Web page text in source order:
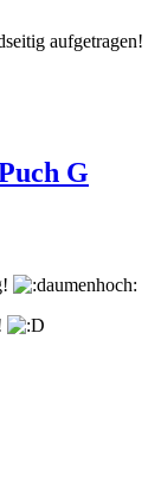
aufgetragen!
G